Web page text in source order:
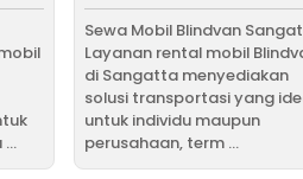
Sewa Mobil Blindvan
Layanan rental mobil
di Sangatta menyediakan
solusi transportasi yang
untuk individu maupun
perusahaan, term ...